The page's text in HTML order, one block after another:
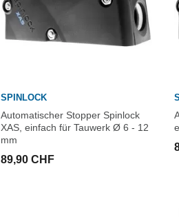
SPINLOCK
Automatischer Stopper Spinlock
XAS, einfach für Tauwerk Ø 6 - 12
mm
89,90 CHF